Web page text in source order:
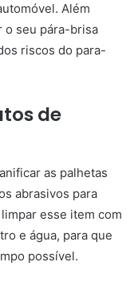
. Além
o seu pára-brisa
riscos do para-
de
as palhetas
abrasivos para
esse item com
e água, para que
possível.